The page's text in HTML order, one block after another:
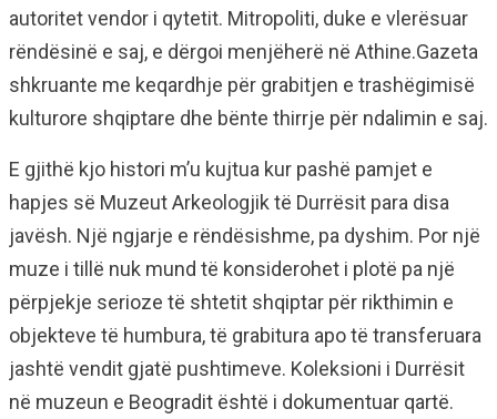
autoritet vendor i qytetit. Mitropoliti, duke e vlerësuar
rëndësinë e saj, e dërgoi menjëherë në Athine.Gazeta
shkruante me keqardhje për grabitjen e trashëgimisë
kulturore shqiptare dhe bënte thirrje për ndalimin e saj.
E gjithë kjo histori m’u kujtua kur pashë pamjet e
hapjes së Muzeut Arkeologjik të Durrësit para disa
javësh. Një ngjarje e rëndësishme, pa dyshim. Por një
muze i tillë nuk mund të konsiderohet i plotë pa një
përpjekje serioze të shtetit shqiptar për rikthimin e
objekteve të humbura, të grabitura apo të transferuara
jashtë vendit gjatë pushtimeve. Koleksioni i Durrësit
në muzeun e Beogradit është i dokumentuar qartë.